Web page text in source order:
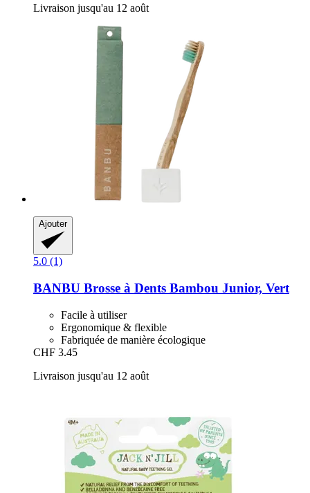
Livraison jusqu'au 12 août
Ajouter
5.0 (1)
BANBU Brosse à Dents Bambou Junior, Vert
Facile à utiliser
Ergonomique & flexible
Fabriquée de manière écologique
CHF 3.45
Livraison jusqu'au 12 août